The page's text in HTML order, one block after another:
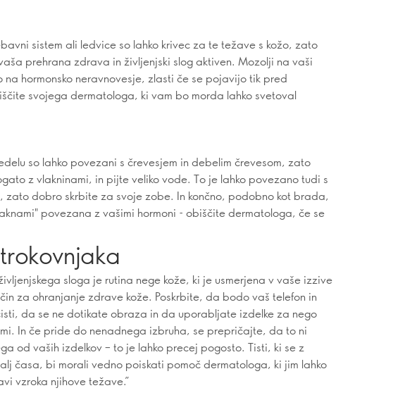
sistem ali ledvice so lahko krivec za te težave s kožo, zato
prehrana zdrava in življenjski slog aktiven. Mozolji na vaši
na hormonsko neravnovesje, zlasti če se pojavijo tik pred
svojega dermatologa, ki vam bo morda lahko svetoval
so lahko povezani s črevesjem in debelim črevesom, zato
z vlakninami, in pijte veliko vode. To je lahko povezano tudi s
zato dobro skrbite za svoje zobe. In končno, podobno kot brada,
povezana z vašimi hormoni - obiščite dermatologa, če se
sloga je rutina nege kože, ki je usmerjena v vaše izzive
za ohranjanje zdrave kože. Poskrbite, da bodo vaš telefon in
da se ne dotikate obraza in da uporabljate izdelke za nego
In če pride do nenadnega izbruha, se prepričajte, da to ni
od vaših izdelkov – to je lahko precej pogosto. Tisti, ki se z
časa, bi morali vedno poiskati pomoč dermatologa, ki jim lahko
vzroka njihove težave.”